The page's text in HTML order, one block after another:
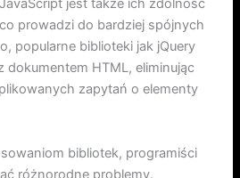
jest także ich zdolność
prowadzi do bardziej spójnych
popularne biblioteki jak jQuery
dokumentem HTML, eliminując
zapytań o elementy
bibliotek, programiści
różnorodne problemy.